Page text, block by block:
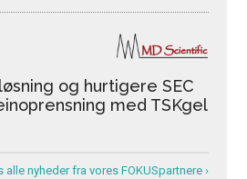
og hurtigere SEC
med TSKgel
alle nyheder fra vores FOKUSpartnere ›